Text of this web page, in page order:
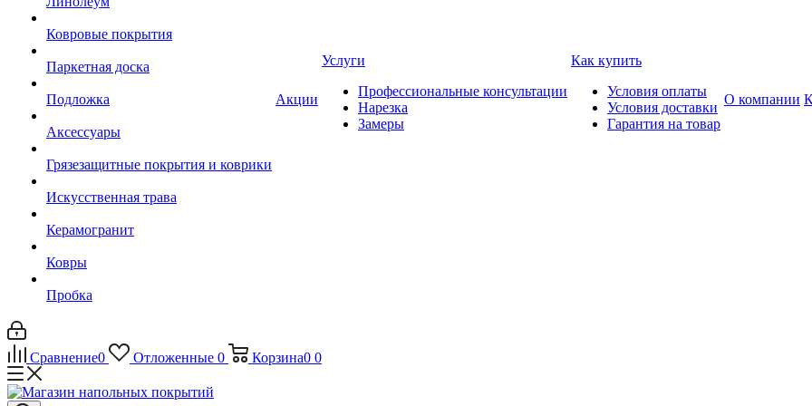
Ковровые покрытия
Паркетная доска
Подложка
Аксессуары
Грязезащитные покрытия и коврики
Искусственная трава
Керамогранит
Ковры
Пробка
Акции
Услуги
Профессиональные консультации
Нарезка
Замеры
Как купить
Условия оплаты
Условия доставки
Гарантия на товар
О компании
Сравнение0 Отложенные 0 Корзина0 0